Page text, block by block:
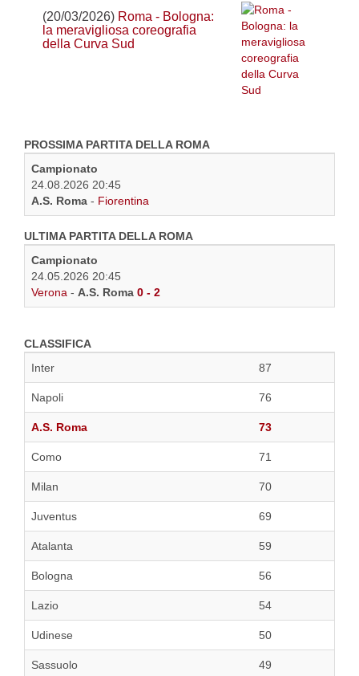
(20/03/2026) Roma - Bologna:
la meravigliosa coreografia
della Curva Sud
PROSSIMA PARTITA DELLA ROMA
Campionato
24.08.2026 20:45
A.S. Roma - Fiorentina
ULTIMA PARTITA DELLA ROMA
Campionato
24.05.2026 20:45
Verona - A.S. Roma 0 - 2
CLASSIFICA
Inter
87
Napoli 76
A.S. Roma 73
Como 71
Milan 70
Juventus 69
Atalanta 59
Bologna 56
Lazio 54
Udinese 50
Sassuolo 49